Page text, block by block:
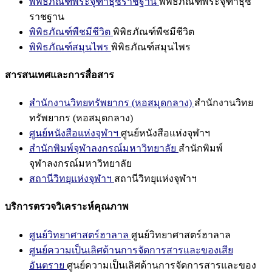
ราชฐาน
พิพิธภัณฑ์พืชมีชีวิต พิพิธภัณฑ์พืชมีชีวิต
พิพิธภัณฑ์สมุนไพร พิพิธภัณฑ์สมุนไพร
สารสนเทศและการสื่อสาร
สำนักงานวิทยทรัพยากร (หอสมุดกลาง) สำนักงานวิทย
ทรัพยากร (หอสมุดกลาง)
ศูนย์หนังสือแห่งจุฬาฯ ศูนย์หนังสือแห่งจุฬาฯ
สำนักพิมพ์จุฬาลงกรณ์มหาวิทยาลัย สำนักพิมพ์
จุฬาลงกรณ์มหาวิทยาลัย
สถานีวิทยุแห่งจุฬาฯ สถานีวิทยุแห่งจุฬาฯ
บริการตรวจวิเคราะห์คุณภาพ
ศูนย์วิทยาศาสตร์ฮาลาล ศูนย์วิทยาศาสตร์ฮาลาล
ศูนย์ความเป็นเลิศด้านการจัดการสารและของเสีย
อันตราย ศูนย์ความเป็นเลิศด้านการจัดการสารและของ